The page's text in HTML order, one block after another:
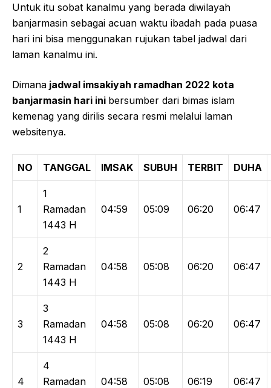
Untuk itu sobat kanalmu yang berada diwilayah
banjarmasin sebagai acuan waktu ibadah pada puasa
hari ini bisa menggunakan rujukan tabel jadwal dari
laman kanalmu ini.
Dimana jadwal imsakiyah ramadhan 2022 kota
banjarmasin hari ini bersumber dari bimas islam
kemenag yang dirilis secara resmi melalui laman
websitenya.
NO TANGGAL IMSAK SUBUH TERBIT DUHA
1
1
Ramadan
1443 H
04:59 05:09 06:20 06:47
2
2
Ramadan
1443 H
04:58 05:08 06:20 06:47
3
3
Ramadan
1443 H
04:58 05:08 06:20 06:47
4
4
Ramadan
04:58 05:08 06:19 06:47